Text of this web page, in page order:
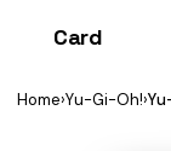
Card
Home›Yu-Gi-Oh!›